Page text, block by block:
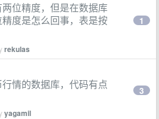
位精度，但是在数据库
度是怎么回事，表是按
rekulas
1
情的数据库，代码有点
yagamil
3